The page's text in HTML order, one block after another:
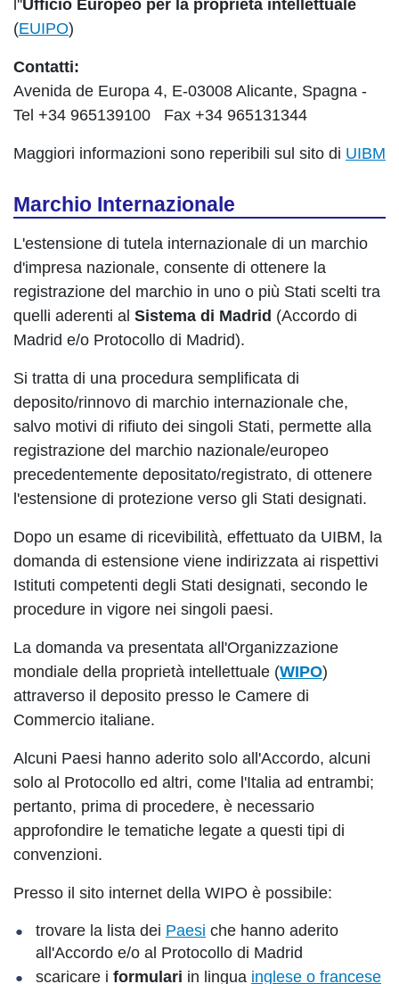
l''Ufficio Europeo per la proprietà intellettuale
(EUIPO)
Contatti:
Avenida de Europa 4, E-03008 Alicante, Spagna -
Tel +34 965139100 Fax +34 965131344
Maggiori informazioni sono reperibili sul sito di UIBM
Marchio Internazionale
L'estensione di tutela internazionale di un marchio
d'impresa nazionale, consente di ottenere la
registrazione del marchio in uno o più Stati scelti tra
quelli aderenti al Sistema di Madrid (Accordo di
Madrid e/o Protocollo di Madrid).
Si tratta di una procedura semplificata di
deposito/rinnovo di marchio internazionale che,
salvo motivi di rifiuto dei singoli Stati, permette alla
registrazione del marchio nazionale/europeo
precedentemente depositato/registrato, di ottenere
l'estensione di protezione verso gli Stati designati.
Dopo un esame di ricevibilità, effettuato da UIBM, la
domanda di estensione viene indirizzata ai rispettivi
Istituti competenti degli Stati designati, secondo le
procedure in vigore nei singoli paesi.
La domanda va presentata all'Organizzazione
mondiale della proprietà intellettuale (WIPO)
attraverso il deposito presso le Camere di
Commercio italiane.
Alcuni Paesi hanno aderito solo all'Accordo, alcuni
solo al Protocollo ed altri, come l'Italia ad entrambi;
pertanto, prima di procedere, è necessario
approfondire le tematiche legate a questi tipi di
convenzioni.
Presso il sito internet della WIPO è possibile:
trovare la lista dei Paesi che hanno aderito
all'Accordo e/o al Protocollo di Madrid
scaricare i formulari in lingua inglese o francese